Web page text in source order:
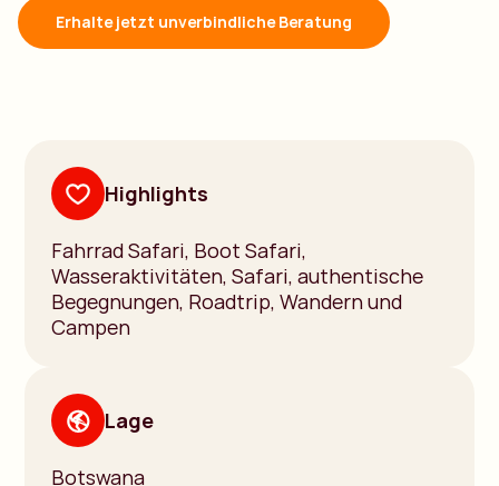
Erhalte jetzt unverbindliche Beratung
Highlights
Fahrrad Safari, Boot Safari,
Wasseraktivitäten, Safari, authentische
Begegnungen, Roadtrip, Wandern und
Campen
Lage
Botswana